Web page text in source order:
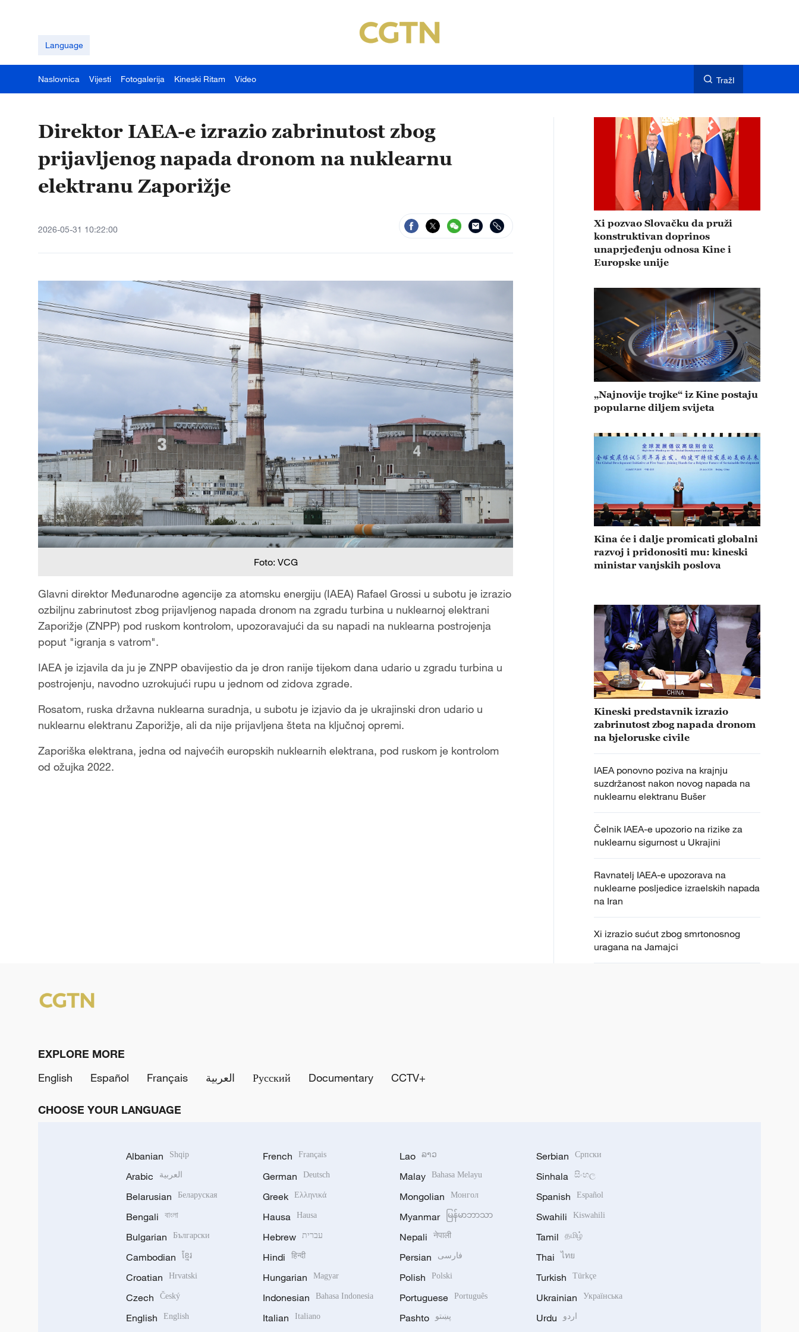
Language
Naslovnica Vijesti Fotogalerija Kineski Ritam Video TražI
Direktor IAEA-e izrazio zabrinutost zbog
prijavljenog napada dronom na nuklearnu
elektranu Zaporižje
2026-05-31 10:22:00
Foto: VCG
Glavni direktor Međunarodne agencije za atomsku energiju (IAEA) Rafael Grossi u subotu je izrazio
ozbiljnu zabrinutost zbog prijavljenog napada dronom na zgradu turbina u nuklearnoj elektrani
Zaporižje (ZNPP) pod ruskom kontrolom, upozoravajući da su napadi na nuklearna postrojenja
poput "igranja s vatrom".
IAEA je izjavila da ju je ZNPP obavijestio da je dron ranije tijekom dana udario u zgradu turbina u
postrojenju, navodno uzrokujući rupu u jednom od zidova zgrade.
Rosatom, ruska državna nuklearna suradnja, u subotu je izjavio da je ukrajinski dron udario u
nuklearnu elektranu Zaporižje, ali da nije prijavljena šteta na ključnoj opremi.
Zaporiška elektrana, jedna od najvećih europskih nuklearnih elektrana, pod ruskom je kontrolom
od ožujka 2022.
Xi pozvao Slovačku da pruži
konstruktivan doprinos
unaprjeđenju odnosa Kine i
Europske unije
„Najnovije trojke“ iz Kine postaju
popularne diljem svijeta
Kina će i dalje promicati globalni
razvoj i pridonositi mu: kineski
ministar vanjskih poslova
Kineski predstavnik izrazio
zabrinutost zbog napada dronom
na bjeloruske civile
IAEA ponovno poziva na krajnju
suzdržanost nakon novog napada na
nuklearnu elektranu Bušer
Čelnik IAEA-e upozorio na rizike za
nuklearnu sigurnost u Ukrajini
Ravnatelj IAEA-e upozorava na
nuklearne posljedice izraelskih napada
na Iran
Xi izrazio sućut zbog smrtonosnog
uragana na Jamajci
EXPLORE MORE
English
Español Français العربية Русский Documentary CCTV+
CHOOSE YOUR LANGUAGE
Albanian Shqip
Arabic العربية
Belarusian Беларуская
Bengali বাংলা
Bulgarian Български
Cambodian ខ្មែរ
Croatian Hrvatski
Czech Český
English English
French Français
German Deutsch
Greek Ελληνικά
Hausa Hausa
Hebrew עברית
Hindi हिन्दी
Hungarian Magyar
Indonesian Bahasa Indonesia
Italian Italiano
Lao ລາວ
Malay Bahasa Melayu
Mongolian Монгол
Myanmar မြန်မာဘာသာ
Nepali नेपाली
Persian فارسی
Polish Polski
Portuguese Português
Pashto پښتو
Serbian Српски
Sinhala සිංහල
Spanish Español
Swahili Kiswahili
Tamil தமிழ்
Thai ไทย
Turkish Türkçe
Ukrainian Українська
Urdu اردو